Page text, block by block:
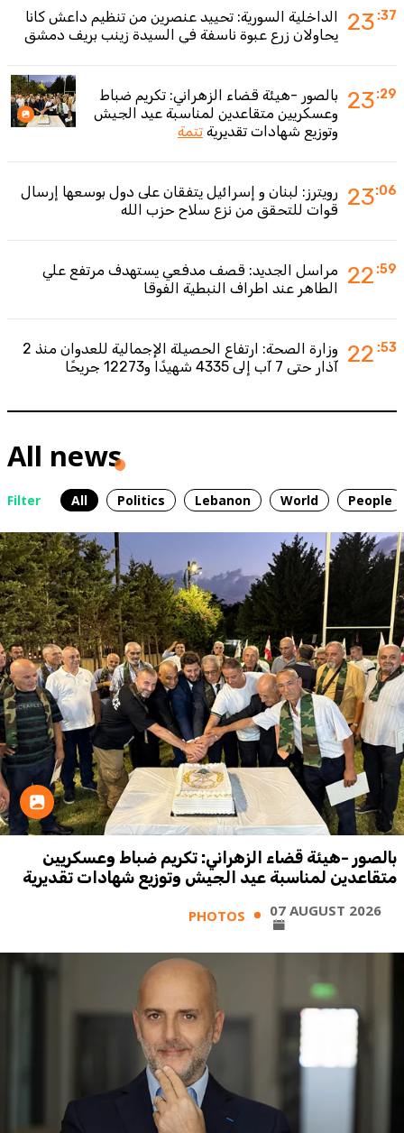
23 :37
الداخلية السورية: تحييد عنصرين من تنظيم داعش كانا
يحاولان زرع عبوة ناسفة في السيدة زينب بريف دمشق
23:29
بالصور -هيئة قضاء الزهراني: تكريم ضباط
وعسكريين متقاعدين لمناسبة عيد الجيش
وتوزيع شهادات تقديرية تتمة
23:06
رويترز: لبنان و إسرائيل يتفقان على دول بوسعها إرسال
قوات للتحقق من نزع سلاح حزب الله
22 :59
مراسل الجديد: قصف مدفعي يستهدف مرتفع علي
الطاهر عند اطراف النبطية الفوقا
22 :53
وزارة الصحة: ارتفاع الحصيلة الإجمالية للعدوان منذ 2
آذار حتى 7 آب إلى 4335 شهيدًا و12273 جريحًا
All news
Filter All Politics Lebanon World People
بالصور -هيئة قضاء الزهراني: تكريم ضباط وعسكريين
متقاعدين لمناسبة عيد الجيش وتوزيع شهادات تقديرية
PHOTOS 07 AUGUST 2026